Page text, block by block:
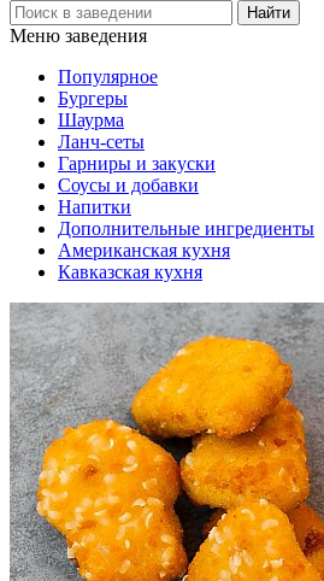
Меню заведения
Популярное
Бургеры
Шаурма
Ланч-сеты
Гарниры и закуски
Соусы и добавки
Напитки
Дополнительные ингредиенты
Американская кухня
Кавказская кухня